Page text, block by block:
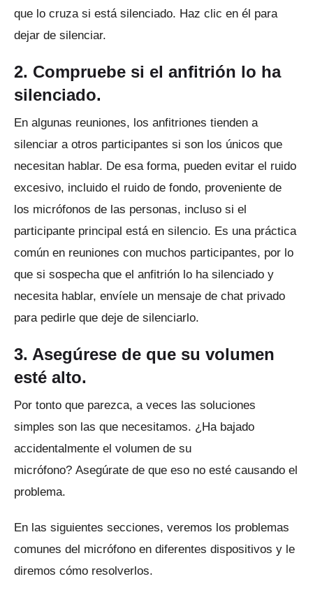
que lo cruza si está silenciado. Haz clic en él para
dejar de silenciar.
2. Compruebe si el anfitrión lo ha
silenciado.
En algunas reuniones, los anfitriones tienden a
silenciar a otros participantes si son los únicos que
necesitan hablar. De esa forma, pueden evitar el ruido
excesivo, incluido el ruido de fondo, proveniente de
los micrófonos de las personas, incluso si el
participante principal está en silencio. Es una práctica
común en reuniones con muchos participantes, por lo
que si sospecha que el anfitrión lo ha silenciado y
necesita hablar, envíele un mensaje de chat privado
para pedirle que deje de silenciarlo.
3. Asegúrese de que su volumen
esté alto.
Por tonto que parezca, a veces las soluciones
simples son las que necesitamos. ¿Ha bajado
accidentalmente el volumen de su
micrófono? Asegúrate de que eso no esté causando el
problema.
En las siguientes secciones, veremos los problemas
comunes del micrófono en diferentes dispositivos y le
diremos cómo resolverlos.